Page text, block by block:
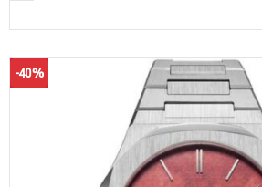
-40%